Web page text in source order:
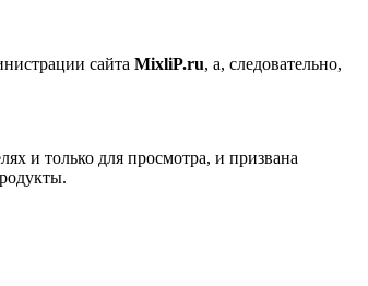
сайта MixliP.ru, а, следовательно,
и только для просмотра, и призвана